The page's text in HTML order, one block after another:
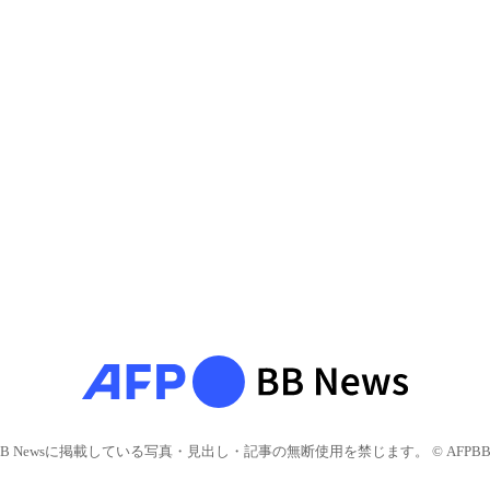
Newsに掲載している写真・見出し・記事の無断使用を禁じます。 © AFPBB